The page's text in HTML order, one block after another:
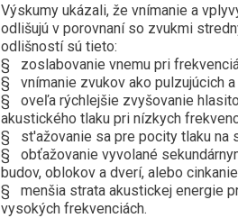
Výskumy ukázali, že vnímanie a
odlišujú v porovnaní so zvukmi
odlišností sú tieto:
§ zoslabovanie vnemu pri
§ vnímanie zvukov ako pulzujúcich a
§ oveľa rýchlejšie zvyšovanie
akustického tlaku pri nízkych
§ st'ažovanie sa pre pocity tlaku na
§ obťažovanie vyvolané
budov, oblokov a dverí, alebo
§ menšia strata akustickej energie
vysokých frekvenciách.